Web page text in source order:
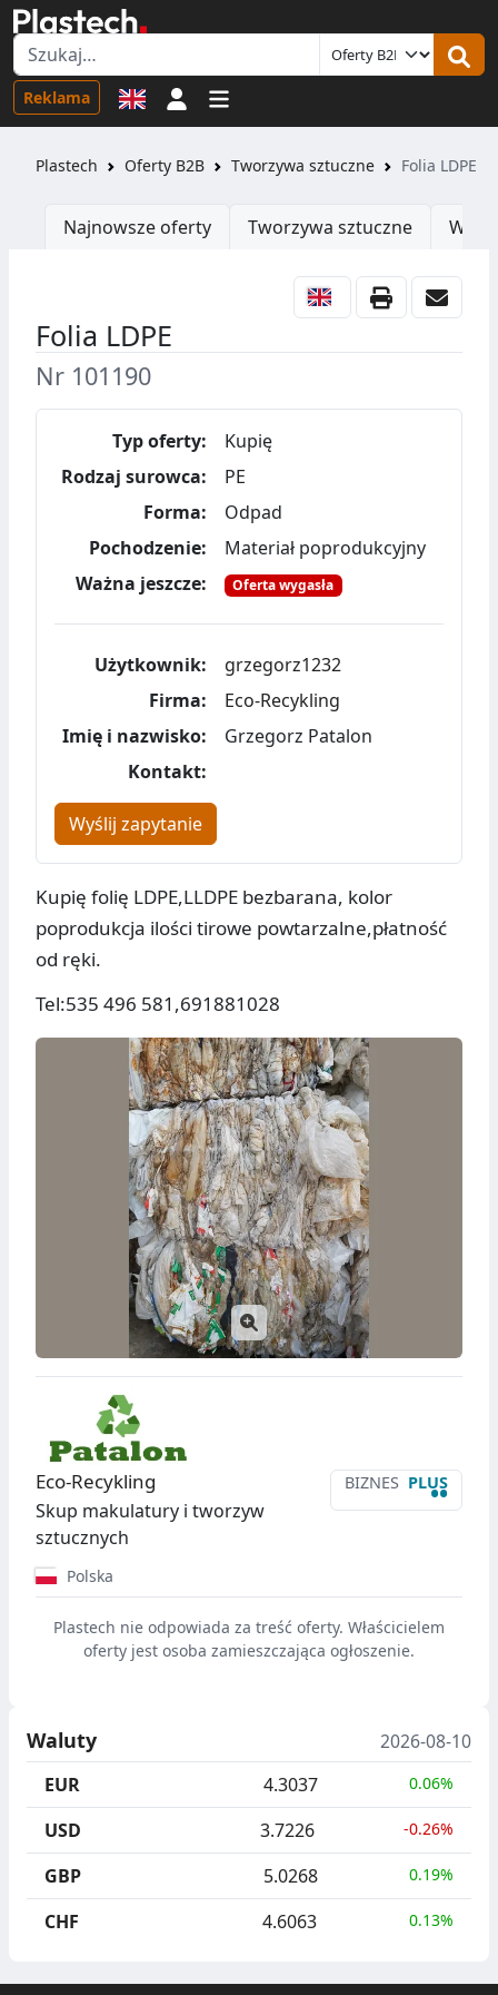
Reklama Logowanie
Plastech Oferty B2B Tworzywa sztuczne Folia LDPE
Najnowsze oferty Tworzywa sztuczne
Folia LDPE
Nr 101190
Typ oferty:
Kupię
Rodzaj surowca:
PE
Forma:
Odpad
Pochodzenie:
Materiał poprodukcyjny
Ważna jeszcze:
Oferta wygasła
Użytkownik:
grzegorz1232
Firma:
Eco-Recykling
Imię i nazwisko:
Grzegorz Patalon
Kontakt:
Wyślij zapytanie
Kupię folię LDPE,LLDPE bezbarana, kolor
poprodukcja ilości tirowe powtarzalne,płatność
od ręki.
Tel:535 496 581,691881028
BIZNES PLUS
••
Eco-Recykling
Skup makulatury i tworzyw
sztucznych
Polska
Plastech nie odpowiada za treść oferty. Właścicielem
oferty jest osoba zamieszczająca ogłoszenie.
Waluty
2026-08-10
EUR
4.3037 0.06%
USD 3.7226 -0.26%
GBP 5.0268 0.19%
CHF 4.6063 0.13%